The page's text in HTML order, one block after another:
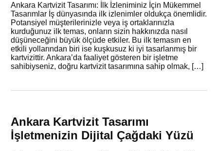
Ankara Kartvizit Tasarımı: İlk İzleniminiz İçin Mükemmel
Tasarımlar İş dünyasında ilk izlenimler oldukça önemlidir.
Potansiyel müşterilerinizle veya iş ortaklarınızla
kurduğunuz ilk temas, onların sizin hakkınızda nasıl
düşüneceğini büyük ölçüde etkiler. Bu ilk temasın en
etkili yollarından biri ise kuşkusuz ki iyi tasarlanmış bir
kartvizittir. Ankara’da faaliyet gösteren bir işletme
sahibiyseniz, doğru kartvizit tasarımına sahip olmak, […]
Ankara Kartvizit Tasarımı
İşletmenizin Dijital Çağdaki Yüzü